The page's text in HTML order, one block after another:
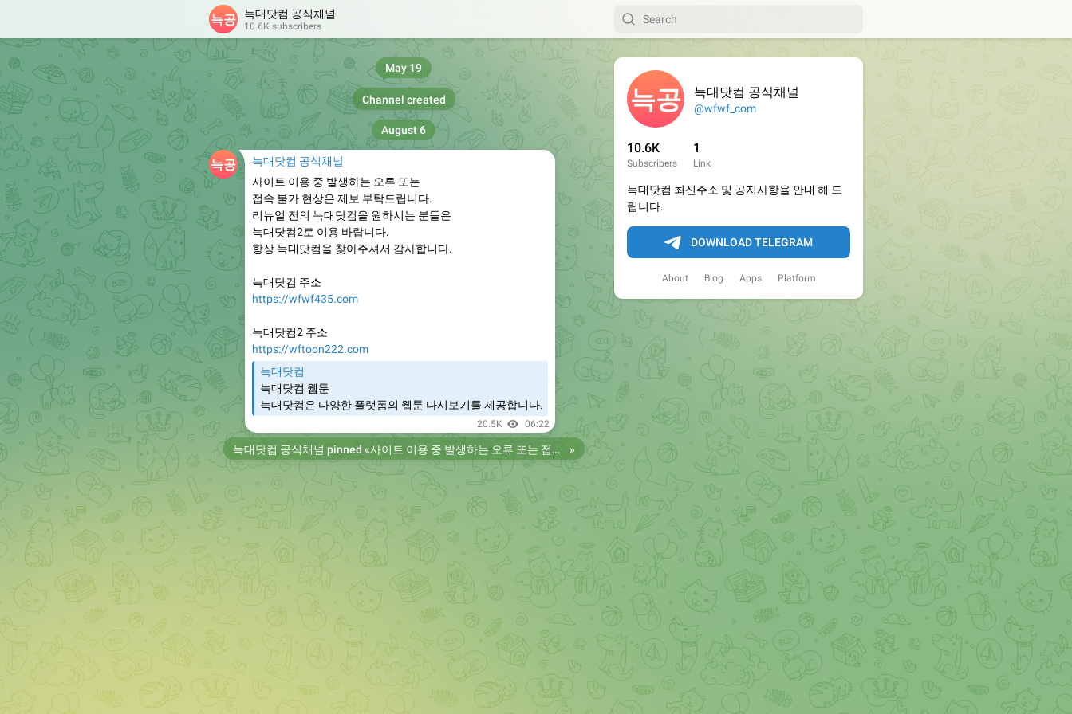
늑대닷컴 공식채널
@wfwf_com
10.6K
Subscribers
1
Link
늑대닷컴 최신주소 및 공지사항을 안내 해 드
립니다.
DOWNLOAD TELEGRAM
About Blog Apps Platform
늑대닷컴 공식채널
10.6K subscribers
Channel created
May 19
늑대닷컴 공식채널
사이트 이용 중 발생하는 오류 또는
접속 불가 현상은 제보 부탁드립니다.
리뉴얼 전의 늑대닷컴을 원하시는 분들은
늑대닷컴2로 이용 바랍니다.
항상 늑대닷컴을 찾아주셔서 감사합니다.
늑대닷컴 주소
https://wfwf435.com
늑대닷컴2 주소
https://wftoon222.com
늑대닷컴
늑대닷컴 웹툰
늑대닷컴은 다양한 플랫폼의 웹툰 다시보기를 제공합니다.
20.5K 06:22
August 6
늑대닷컴 공식채널 pinned « 사이트 이용 중 발생하는 오류 또는 접속 불가 현상은 제보 부탁드립니다. 리뉴얼 전의 늑대닷컴을 원하시는 분들은 늑대닷컴2로 이용 바랍니다. 항상 늑대닷컴을 찾아주셔서 감사합니다. 늑대닷컴 주소 https://wfwf435.com 늑대닷컴2 주소 https://wftoon222.com »